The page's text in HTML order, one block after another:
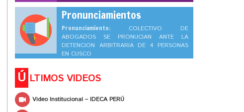
Pronunciamientos
Pronunciamiento: COLECTIVO DE
ABOGADOS SE PRONUCIAN ANTE LA
DETENCION ARBITRARIA DE 4 PERSONAS
EN CUSCO
Ú LTIMOS VIDEOS
Video Institucional – IDECA PERÚ